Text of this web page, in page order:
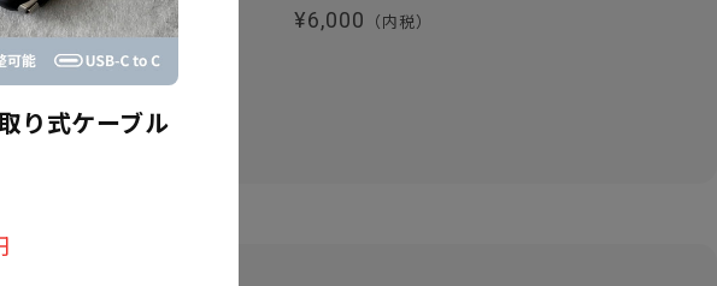
内税） 通常価格
¥6,000 （内税）
り式ケーブル